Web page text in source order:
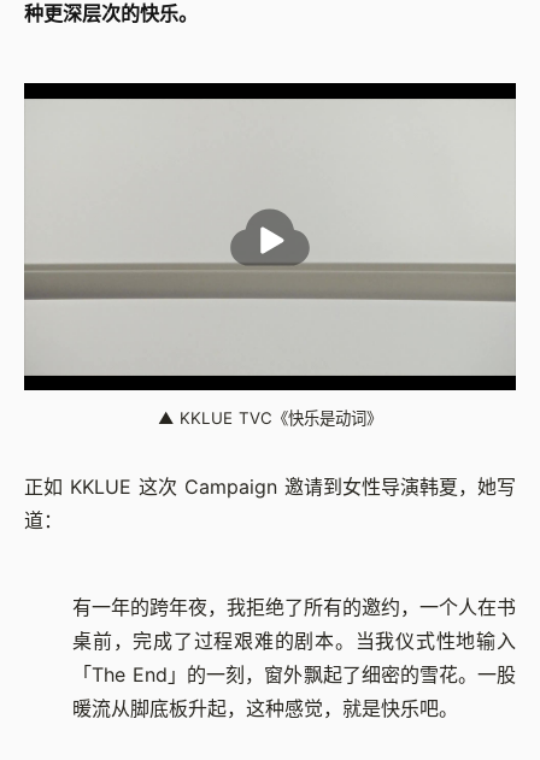
种更深层次的快乐。
▲ KKLUE TVC《快乐是动词》
正如 KKLUE 这次 Campaign 邀请到女性导演韩夏，她写
道：
有一年的跨年夜，我拒绝了所有的邀约，一个人在书
桌前，完成了过程艰难的剧本。当我仪式性地输入
「The End」的一刻，窗外飘起了细密的雪花。一股
暖流从脚底板升起，这种感觉，就是快乐吧。